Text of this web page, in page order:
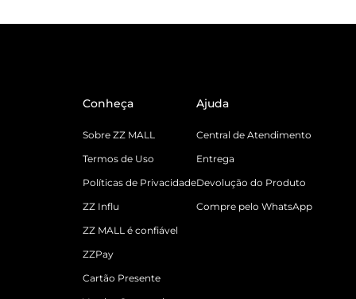
Conheça
Sobre ZZ MALL
Termos de Uso
Políticas de Privacidade
ZZ Influ
ZZ MALL é confiável
ZZPay
Cartão Presente
Ajuda
Central de Atendimento
Entrega
Devolução do Produto
Compre pelo WhatsApp